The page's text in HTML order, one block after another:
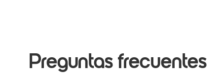
Preguntas frecuentes